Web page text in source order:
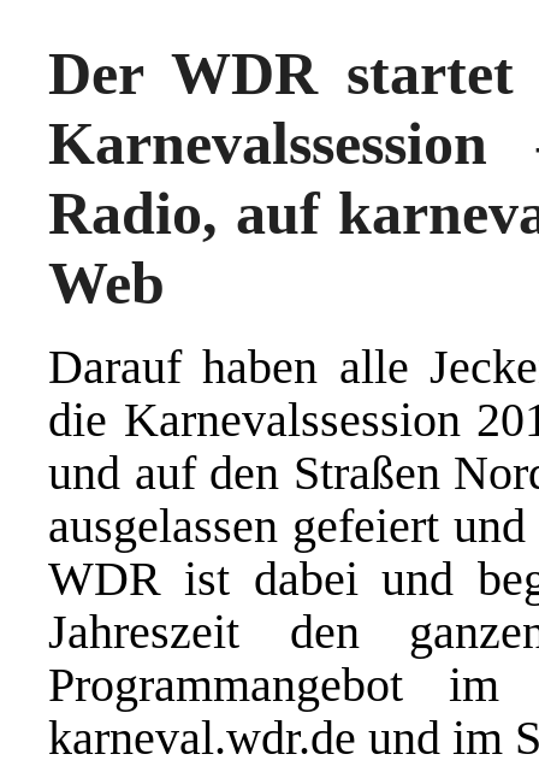
Der WDR startet
Radio, auf
Web
Darauf haben alle
die Karnevalssession
und auf den Straßen
ausgelassen gefeiert
WDR ist dabei und
Jahreszeit den
Programmangebot
karneval.wdr.de und im